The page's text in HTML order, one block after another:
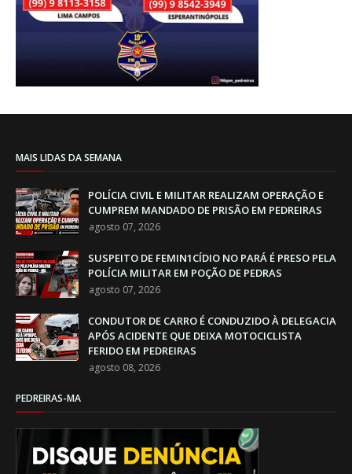
MAIS LIDAS DA SEMANA
POLÍCIA CIVIL E MILITAR REALIZAM OPERAÇÃO E
CUMPREM MANDADO DE PRISÃO EM PEDREIRAS
agosto 07, 2026
SUSPEITO DE FEMIN1CÍDIO NO PARÁ É PRESO PELA
POLÍCIA MILITAR EM POÇÃO DE PEDRAS
agosto 07, 2026
CONDUTOR DE CARRO É CONDUZIDO À DELEGACIA
APÓS ACIDENTE QUE DEIXA MOTOCICLISTA
FERIDO EM PEDREIRAS
agosto 08, 2026
PEDREIRAS-MA